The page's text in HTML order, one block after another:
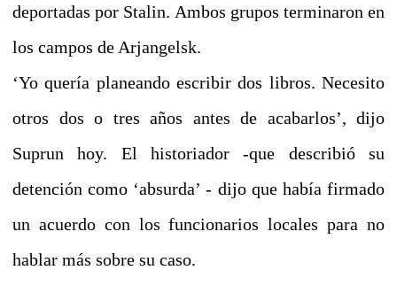
deportadas por Stalin. Ambos grupos terminaron en
los campos de Arjangelsk.
‘Yo quería planeando escribir dos libros. Necesito
otros dos o tres años antes de acabarlos’, dijo
Suprun hoy. El historiador -que describió su
detención como ‘absurda’ - dijo que había firmado
un acuerdo con los funcionarios locales para no
hablar más sobre su caso.